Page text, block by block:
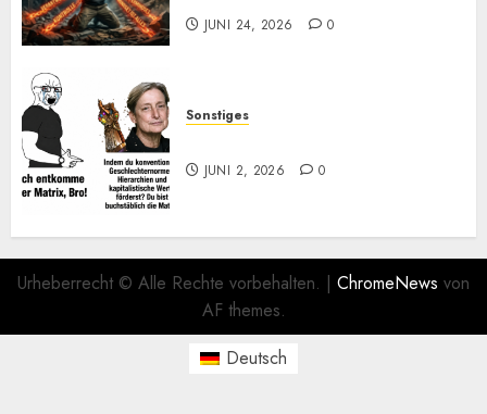
JUNI 24, 2026 0
Sonstiges
JUNI 2, 2026 0
Urheberrecht © Alle Rechte vorbehalten. | ChromeNews von
AF themes.
Deutsch